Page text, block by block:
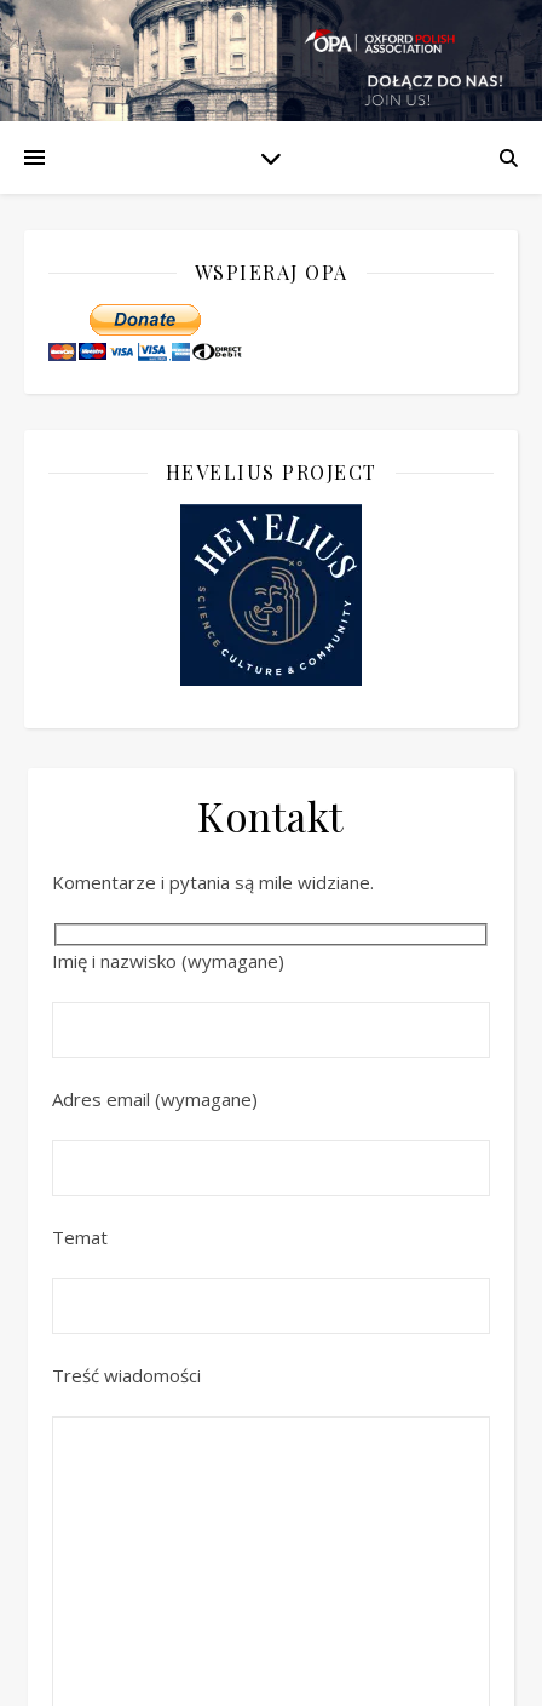
WSPIERAJ OPA
HEVELIUS PROJECT
Kontakt
Komentarze i pytania są mile widziane.
Imię i nazwisko (wymagane)
Adres email (wymagane)
Temat
Treść wiadomości